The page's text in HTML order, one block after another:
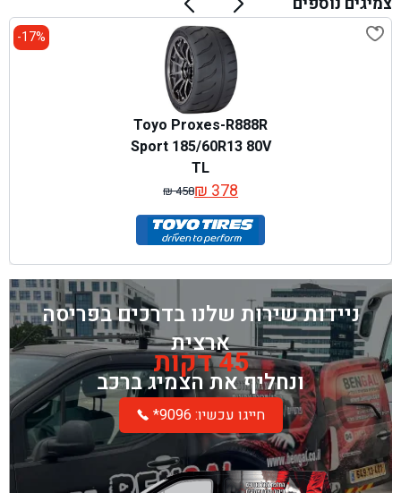
17%-
Toyo Proxes-R888R
Sport 185/60R13 80V
TL
₪458
המחיר
המקורי
היה:
₪ 458.
₪378 המחיר
הנוכחי
הוא:
₪ 378.
ניידות שירות שלנו בדרכים בפריסה
ארצית
45 דקות
ונחליף את הצמיג ברכב
*חייגו עכשיו: 9096